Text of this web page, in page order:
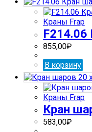
Краны Frap
855,00₽
В корзину
Краны Frap
Кран
583,00₽